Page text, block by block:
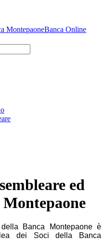
MontepaoneBanca Online
ed
della Banca Montepaone è
dei Soci della Banca